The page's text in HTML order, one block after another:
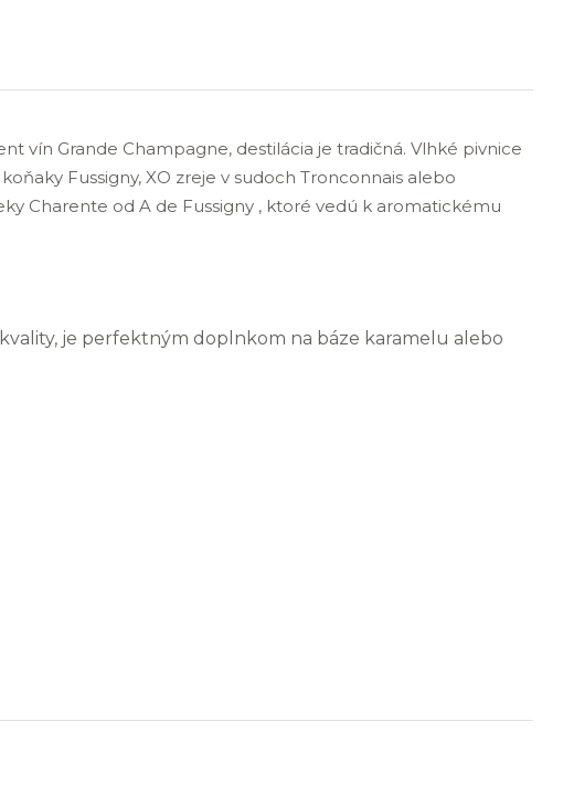
vín Grande Champagne, destilácia je tradičná. Vlhké pivnice
Fussigny, XO zreje v sudoch Tronconnais alebo
Charente od A de Fussigny , ktoré vedú k aromatickému
je perfektným doplnkom na báze karamelu alebo